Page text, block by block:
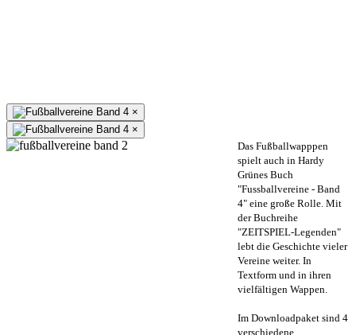
×
×
Das Fußballwapppen
spielt auch in Hardy
Grünes Buch
"Fussballvereine - Band
4" eine große Rolle. Mit
der Buchreihe
"ZEITSPIEL-Legenden"
lebt die Geschichte vieler
Vereine weiter. In
Textform und in ihren
vielfältigen Wappen.
Im Downloadpaket sind 4
verschiedene